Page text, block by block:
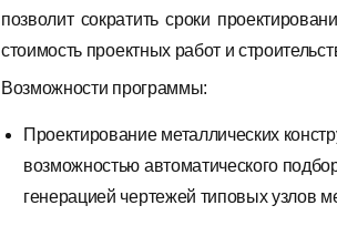
позволит сократить сроки
стоимость проектных работ и
Возможности программы:
Проектирование металлических
возможностью автоматического
генерацией чертежей типовых узлов